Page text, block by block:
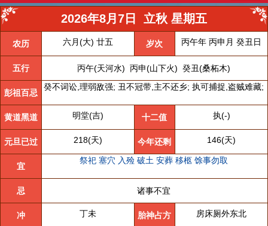
2026年8月7日 立秋 星期五
农历 六月(大) 廿五 岁次 丙午年 丙申月 癸丑日
五行 丙午(天河水) 丙申(山下火) 癸丑(桑柘木)
彭祖百忌
癸不词讼,理弱敌强; 丑不冠带,主不还乡; 执可捕捉,盗贼难藏;
黄道黑道 明堂(吉) 十二值 执(-)
元旦已过 218(天) 今年还剩 146(天)
宜
祭祀 塞穴 入殓 破土 安葬 移柩 馀事勿取
忌 诸事不宜
冲 丁未 胎神占方 房床厕外东北